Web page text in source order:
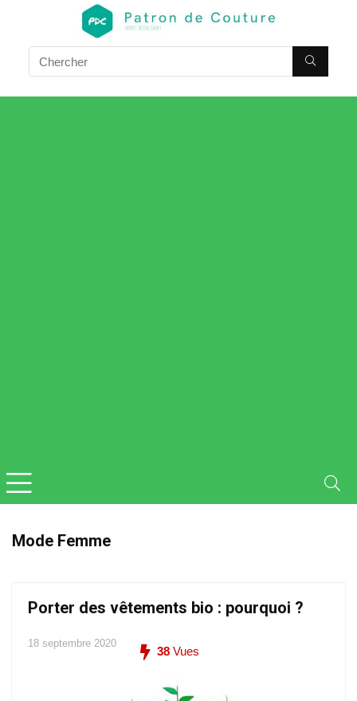
Mode Femme
Porter des vêtements bio : pourquoi ?
18 septembre 2020
38 Vues